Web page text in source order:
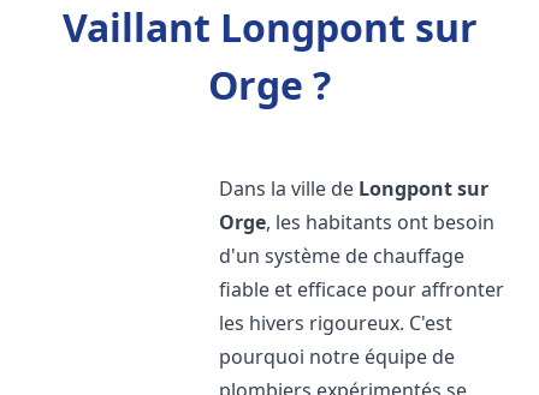
Vaillant Longpont sur
Orge ?
Dans la ville de Longpont sur
Orge, les habitants ont besoin
d'un système de chauffage
fiable et efficace pour affronter
les hivers rigoureux. C'est
pourquoi notre équipe de